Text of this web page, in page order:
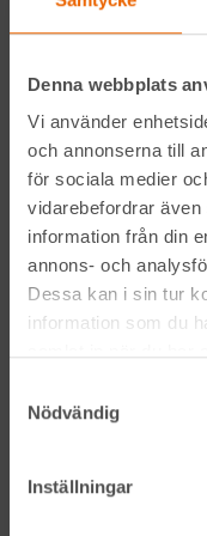
Denna webbplats
Vi använder
och annonserna till
för sociala medier
vidarebefordrar
information från din
annons- och
Dessa kan i sin tur
information som du
Nödvändig
Inställningar
Vi gör det med service
skillnad. Hos oss handlar
Kontakta din
Prenumerera på
Genom att anmäla